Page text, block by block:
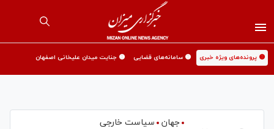
🟡 پرونده‌های ویژه خبری 🟡 سامانه‌های قضایی 🟡 جنایت میدان علیخانی اصفهان
جهان
سیاست خارجی